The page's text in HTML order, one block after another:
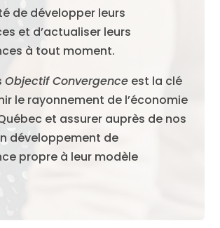
de développer leurs
et d’actualiser leurs
à tout moment.
Objectif Convergence est la clé
le rayonnement de l’économie
et assurer auprès de nos
développement de
propre à leur modèle